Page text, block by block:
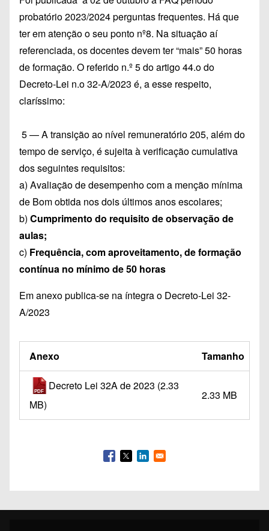
probatório 2023/2024 perguntas frequentes. Há que
ter em atenção o seu ponto nº8. Na situação aí
referenciada, os docentes devem ter “mais” 50 horas
de formação. O referido n.º 5 do artigo 44.o do
Decreto-Lei n.o 32-A/2023 é, a esse respeito,
claríssimo:
5 — A transição ao nível remuneratório 205, além do
tempo de serviço, é sujeita à verificação cumulativa
dos seguintes requisitos:
a) Avaliação de desempenho com a menção mínima
de Bom obtida nos dois últimos anos escolares;
b) Cumprimento do requisito de observação de
aulas;
c) Frequência, com aproveitamento, de formação
contínua no mínimo de 50 horas
Em anexo publica-se na íntegra o Decreto-Lei 32-
A/2023
Anexo Tamanho
Decreto Lei 32A de 2023 (2.33
MB)
2.33 MB